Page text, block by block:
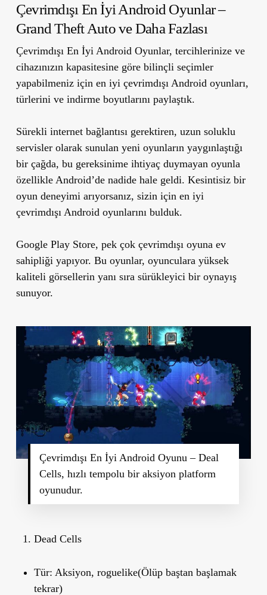
Çevrimdışı En İyi Android Oyunlar –
Grand Theft Auto ve Daha Fazlası
Çevrimdışı En İyi Android Oyunlar, tercihlerinize ve
cihazınızın kapasitesine göre bilinçli seçimler
yapabilmeniz için en iyi çevrimdışı Android oyunları,
türlerini ve indirme boyutlarını paylaştık.
Sürekli internet bağlantısı gerektiren, uzun soluklu
servisler olarak sunulan yeni oyunların yaygınlaştığı
bir çağda, bu gereksinime ihtiyaç duymayan oyunla
özellikle Android’de nadide hale geldi. Kesintisiz bir
oyun deneyimi arıyorsanız, sizin için en iyi
çevrimdışı Android oyunlarını bulduk.
Google Play Store, pek çok çevrimdışı oyuna ev
sahipliği yapıyor. Bu oyunlar, oyunculara yüksek
kaliteli görsellerin yanı sıra sürükleyici bir oynayış
sunuyor.
Çevrimdışı En İyi Android Oyunu – Deal
Cells, hızlı tempolu bir aksiyon platform
oyunudur.
Dead Cells
Tür: Aksiyon, roguelike(Ölüp baştan başlamak
tekrar)